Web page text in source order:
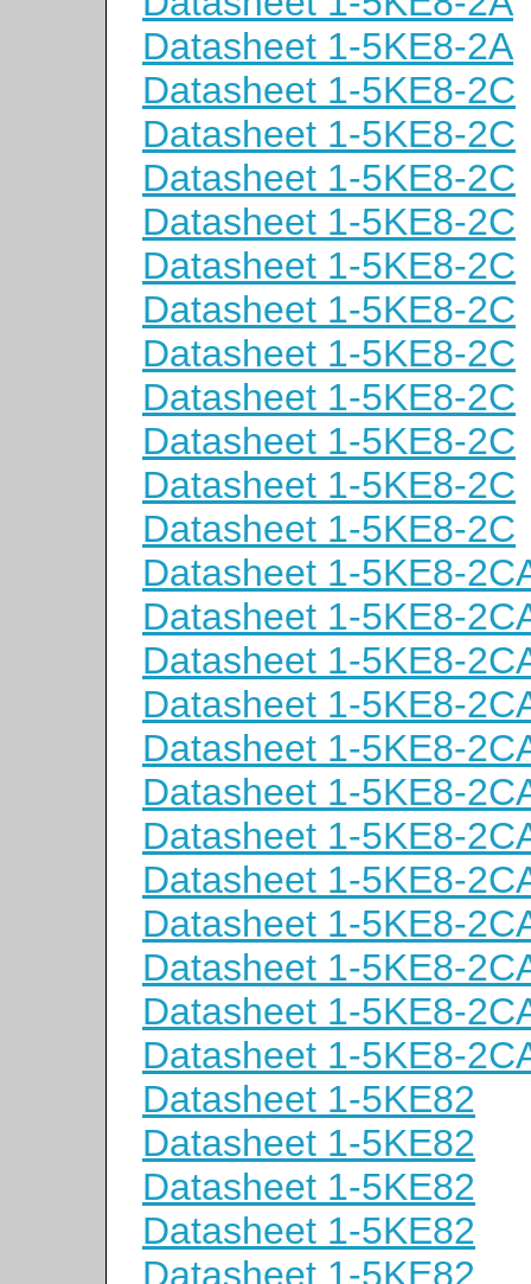
Datasheet 1-5KE8-2A
Datasheet 1-5KE8-2C
Datasheet 1-5KE8-2C
Datasheet 1-5KE8-2C
Datasheet 1-5KE8-2C
Datasheet 1-5KE8-2C
Datasheet 1-5KE8-2C
Datasheet 1-5KE8-2C
Datasheet 1-5KE8-2C
Datasheet 1-5KE8-2C
Datasheet 1-5KE8-2C
Datasheet 1-5KE8-2C
Datasheet 1-5KE8-
Datasheet 1-5KE8-
Datasheet 1-5KE8-
Datasheet 1-5KE8-
Datasheet 1-5KE8-
Datasheet 1-5KE8-
Datasheet 1-5KE8-
Datasheet 1-5KE8-
Datasheet 1-5KE8-
Datasheet 1-5KE8-
Datasheet 1-5KE8-
Datasheet 1-5KE8-
Datasheet 1-5KE82
Datasheet 1-5KE82
Datasheet 1-5KE82
Datasheet 1-5KE82
Datasheet 1-5KE82